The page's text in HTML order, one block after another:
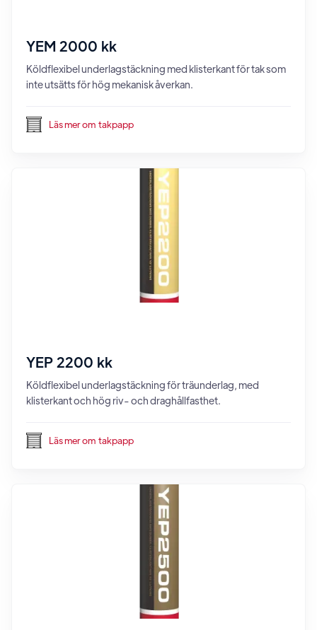
YEM 2000 kk
Köldflexibel underlagstäckning med klisterkant för tak som
inte utsätts för hög mekanisk åverkan.
Läs mer om takpapp
YEP 2200 kk
Köldflexibel underlagstäckning för träunderlag, med
klisterkant och hög riv- och draghållfasthet.
Läs mer om takpapp